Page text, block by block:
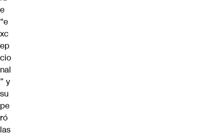
e
“e
xc
ep
cio
nal
” y
su
pe
ró
las